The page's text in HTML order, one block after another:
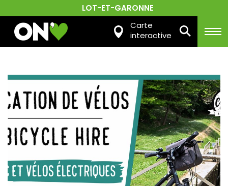
LOT-ET-GARONNE
Carte
interactive